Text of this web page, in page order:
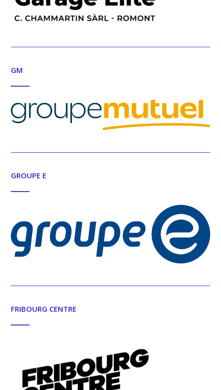
GM
GROUPE E
FRIBOURG CENTRE